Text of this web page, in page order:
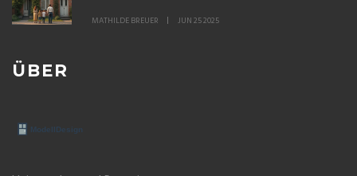
MATHILDE BREUER JUN 25 2025
ÜBER